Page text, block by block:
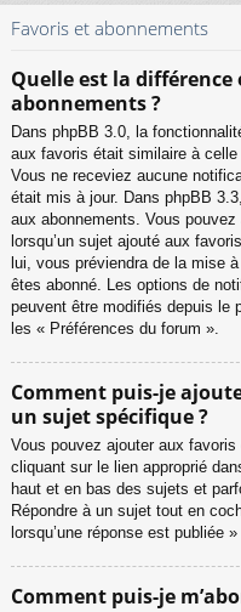
Favoris et abonnements
Quelle est la
abonnements ?
Dans phpBB 3.0, la
aux favoris était similaire à
Vous ne receviez aucune
était mis à jour. Dans phpBB
aux abonnements. Vous
lorsqu’un sujet ajouté aux
lui, vous préviendra de la mise
êtes abonné. Les options de
peuvent être modifiés depuis le
les « Préférences du forum ».
Comment puis-je
un sujet spécifique ?
Vous pouvez ajouter aux
cliquant sur le lien approprié
haut et en bas des sujets et
Répondre à un sujet tout en
lorsqu’une réponse est publiée
Comment puis-je